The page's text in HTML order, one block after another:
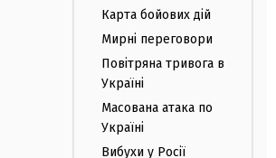
Карта бойових дій
Мирні переговори
Повітряна тривога в
Україні
Масована атака по
Україні
Вибухи у Росії